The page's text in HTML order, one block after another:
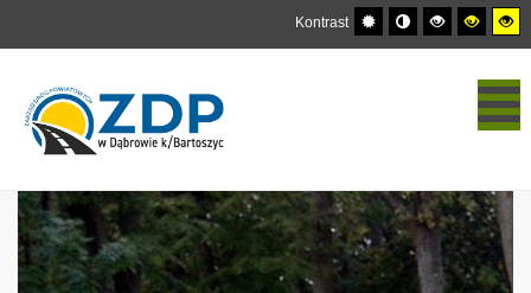
Kontrast